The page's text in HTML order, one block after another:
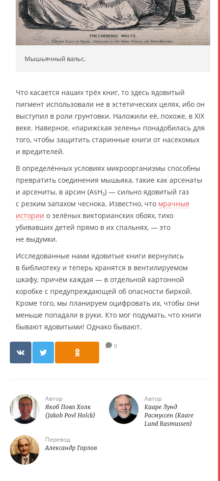
Мышьячный вальс.
Что касается наших трёх книг, то здесь ядовитый
пигмент использовали не в эстетических целях, ибо он
выступил в роли грунтовки. Наложили её, похоже, в XIX
веке. Наверное, «парижская зелень» понадобилась для
того, чтобы защитить старинные книги от насекомых
и вредителей.
В определённых условиях микроорганизмы способны
превратить соединения мышьяка, такие как арсенаты
и арсениты, в арсин (AsH3) — сильно ядовитый газ
с резким запахом чеснока. Известно, что мрачные
истории о зелёных викторианских обоях, тихо
убивавших детей прямо в их спальнях, — это
не выдумки.
Исследованные нами ядовитые книги вернулись
в библиотеку и теперь хранятся в вентилируемом
шкафу, причём каждая — в отдельной картонной
коробке с предупреждающей об опасности биркой.
Кроме того, мы планируем оцифровать их, чтобы они
меньше попадали в руки. Кто мог подумать, что книги
бывают ядовитыми! Однако бывают.
0
Автор
Якоб Повл Холк
(Jakob Povl Holck)
Автор
Кааре Лунд
Расмуссен (Kaare
Lund Rasmussen)
Перевод
Александр Горлов